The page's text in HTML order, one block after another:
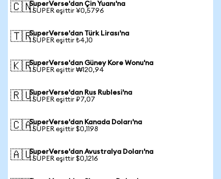
🇨🇳SuperVerse'dan Çin Yuanı'na
1 SUPER eşittir ¥0,5796
🇹🇷SuperVerse'dan Türk Lirası'na
1 SUPER eşittir ₺4,10
🇰🇷SuperVerse'dan Güney Kore Wonu'na
1 SUPER eşittir ₩120,94
🇷🇺SuperVerse'dan Rus Rublesi'na
1 SUPER eşittir ₽7,07
🇨🇦SuperVerse'dan Kanada Doları'na
1 SUPER eşittir $0,1198
🇦🇺SuperVerse'dan Avustralya Doları'na
1 SUPER eşittir $0,1216